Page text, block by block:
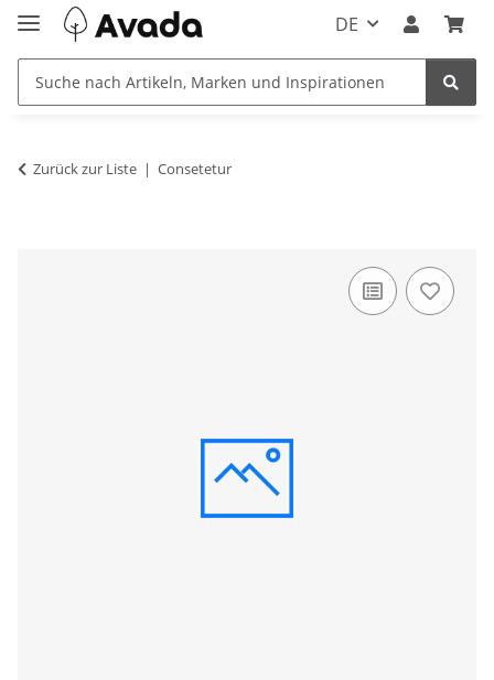
DE
Zurück zur Liste Consetetur